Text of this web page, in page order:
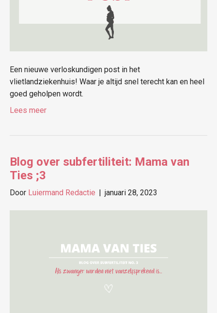
Een nieuwe verloskundigen post in het
vlietlandziekenhuis! Waar je altijd snel terecht kan en heel
goed geholpen wordt.
Lees meer
Blog over subfertiliteit: Mama van
Ties ;3
Door Luiermand Redactie | januari 28, 2023